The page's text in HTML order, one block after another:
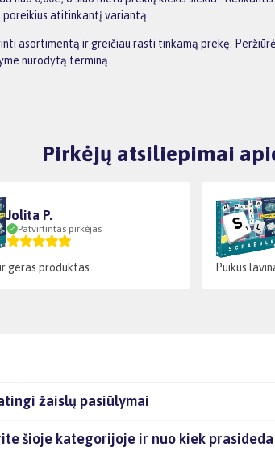
poreikius atitinkantį variantą.
asortimentą ir greičiau rasti tinkamą prekę.
nurodytą terminą.
Pirkėjų atsiliepimai
Jolita P.
Patvirtintas pirkėjas
geras produktas Puikus
žaislų pasiūlymai
šioje kategorijoje ir nuo kiek prasideda